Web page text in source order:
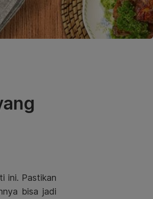
ini. Pastikan
bisa jadi